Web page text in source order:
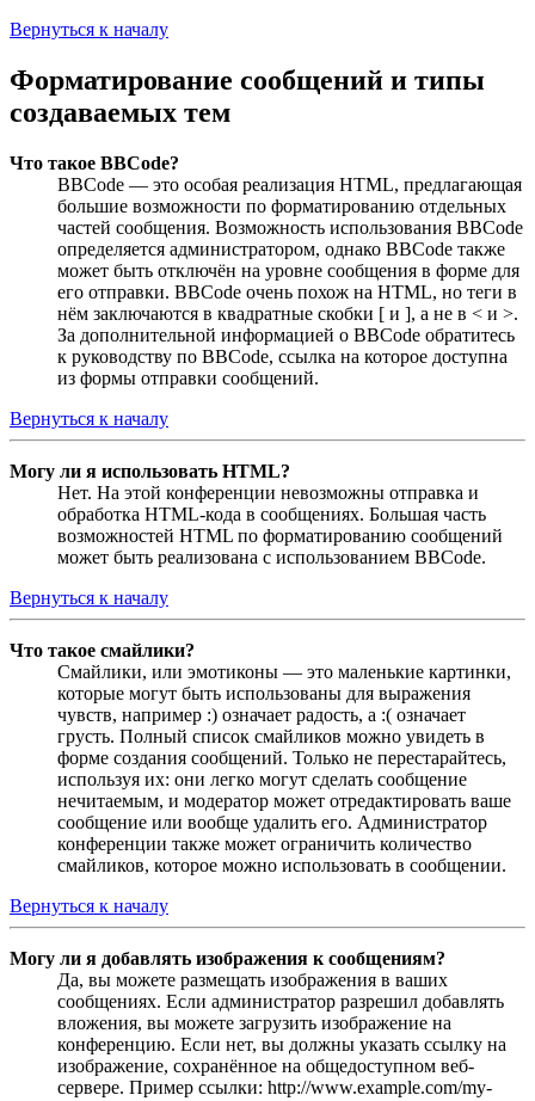
Вернуться к началу
Форматирование сообщений и типы
создаваемых тем
Что такое BBCode?
BBCode — это особая реализация HTML, предлагающая
большие возможности по форматированию отдельных
частей сообщения. Возможность использования BBCode
определяется администратором, однако BBCode также
может быть отключён на уровне сообщения в форме для
его отправки. BBCode очень похож на HTML, но теги в
нём заключаются в квадратные скобки [ и ], а не в < и >.
За дополнительной информацией о BBCode обратитесь
к руководству по BBCode, ссылка на которое доступна
из формы отправки сообщений.
Вернуться к началу
Могу ли я использовать HTML?
Нет. На этой конференции невозможны отправка и
обработка HTML-кода в сообщениях. Большая часть
возможностей HTML по форматированию сообщений
может быть реализована с использованием BBCode.
Вернуться к началу
Что такое смайлики?
Смайлики, или эмотиконы — это маленькие картинки,
которые могут быть использованы для выражения
чувств, например :) означает радость, а :( означает
грусть. Полный список смайликов можно увидеть в
форме создания сообщений. Только не перестарайтесь,
используя их: они легко могут сделать сообщение
нечитаемым, и модератор может отредактировать ваше
сообщение или вообще удалить его. Администратор
конференции также может ограничить количество
смайликов, которое можно использовать в сообщении.
Вернуться к началу
Могу ли я добавлять изображения к сообщениям?
Да, вы можете размещать изображения в ваших
сообщениях. Если администратор разрешил добавлять
вложения, вы можете загрузить изображение на
конференцию. Если нет, вы должны указать ссылку на
изображение, сохранённое на общедоступном веб-
сервере. Пример ссылки: http://www.example.com/my-